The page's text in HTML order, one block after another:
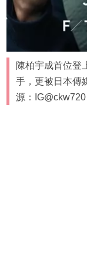
陳柏宇成首位登
手，更被日本傳
源：IG@ckw720